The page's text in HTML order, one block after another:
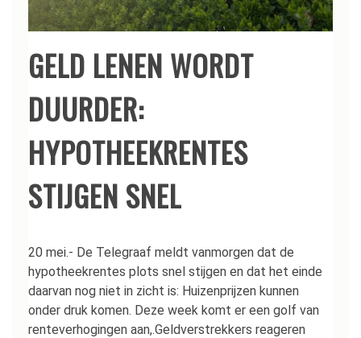
GELD LENEN WORDT
DUURDER:
HYPOTHEEKRENTES
STIJGEN SNEL
20 mei.- De Telegraaf meldt vanmorgen dat de
hypotheekrentes plots snel stijgen en dat het einde
daarvan nog niet in zicht is: Huizenprijzen kunnen
onder druk komen. Deze week komt er een golf van
renteverhogingen aan,.Geldverstrekkers reageren